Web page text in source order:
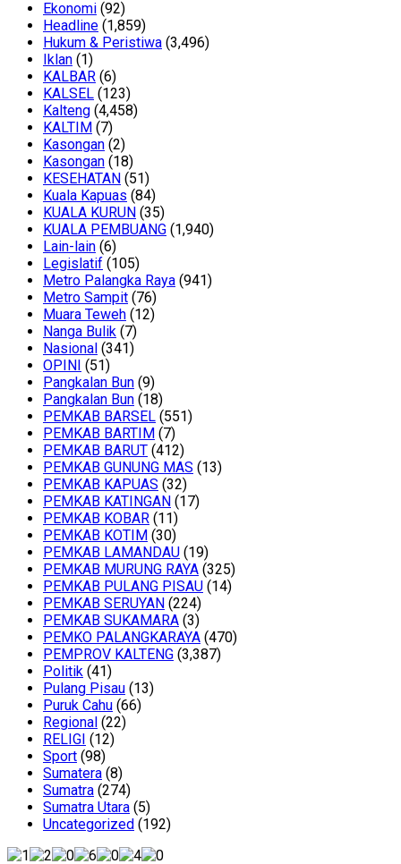
Ekonomi (92)
Headline (1,859)
Hukum & Peristiwa (3,496)
Iklan (1)
KALBAR (6)
KALSEL (123)
Kalteng (4,458)
KALTIM (7)
Kasongan (2)
Kasongan (18)
KESEHATAN (51)
Kuala Kapuas (84)
KUALA KURUN (35)
KUALA PEMBUANG (1,940)
Lain-lain (6)
Legislatif (105)
Metro Palangka Raya (941)
Metro Sampit (76)
Muara Teweh (12)
Nanga Bulik (7)
Nasional (341)
OPINI (51)
Pangkalan Bun (9)
Pangkalan Bun (18)
PEMKAB BARSEL (551)
PEMKAB BARTIM (7)
PEMKAB BARUT (412)
PEMKAB GUNUNG MAS (13)
PEMKAB KAPUAS (32)
PEMKAB KATINGAN (17)
PEMKAB KOBAR (11)
PEMKAB KOTIM (30)
PEMKAB LAMANDAU (19)
PEMKAB MURUNG RAYA (325)
PEMKAB PULANG PISAU (14)
PEMKAB SERUYAN (224)
PEMKAB SUKAMARA (3)
PEMKO PALANGKARAYA (470)
PEMPROV KALTENG (3,387)
Politik (41)
Pulang Pisau (13)
Puruk Cahu (66)
Regional (22)
RELIGI (12)
Sport (98)
Sumatera (8)
Sumatra (274)
Sumatra Utara (5)
Uncategorized (192)